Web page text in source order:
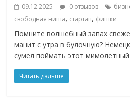
09.12.2025 0 отзывов
свободная ниша, стартап, фишки
Помните волшебный запах
манит с утра в булочную?
сумел поймать этот
Читать дальше